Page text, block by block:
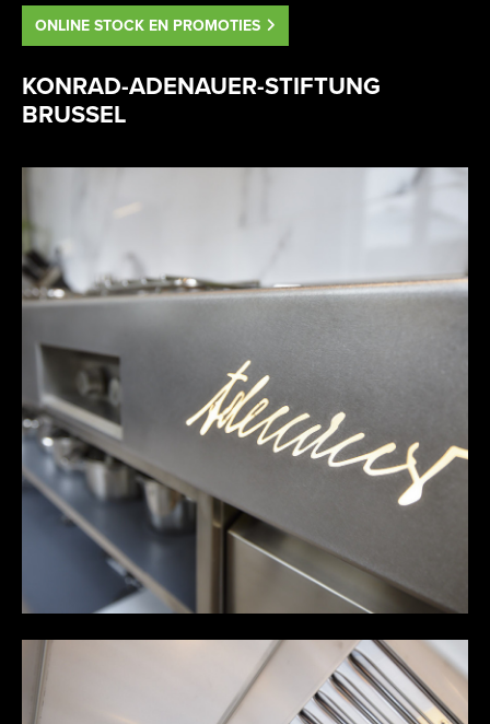
ONLINE STOCK EN PROMOTIES
KONRAD-ADENAUER-STIFTUNG
BRUSSEL